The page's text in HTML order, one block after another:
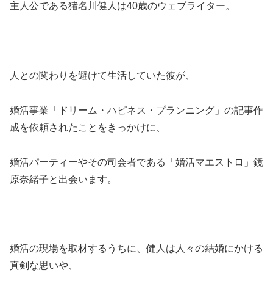
主人公である猪名川健人は40歳のウェブライター。
人との関わりを避けて生活していた彼が、
婚活事業「ドリーム・ハピネス・プランニング」の記事作
成を依頼されたことをきっかけに、
婚活パーティーやその司会者である「婚活マエストロ」鏡
原奈緒子と出会います。
婚活の現場を取材するうちに、健人は人々の結婚にかける
真剣な思いや、